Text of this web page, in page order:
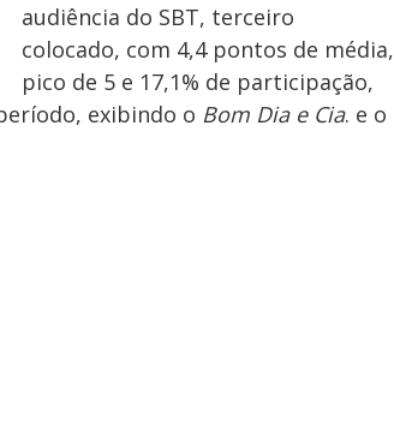
audiência do SBT, terceiro
colocado, com 4,4 pontos de média,
pico de 5 e 17,1% de participação,
exibindo o Bom Dia e Cia. e o